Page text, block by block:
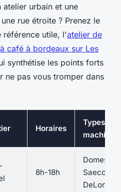
atelier urbain et une
rue étroite ? Prenez le
référence utile, l'atelier de
café à bordeaux sur Les
synthétise les points forts
ne pas vous tromper dans
Horaires
Types de
8h-18h
Saeco,
DeLonghi